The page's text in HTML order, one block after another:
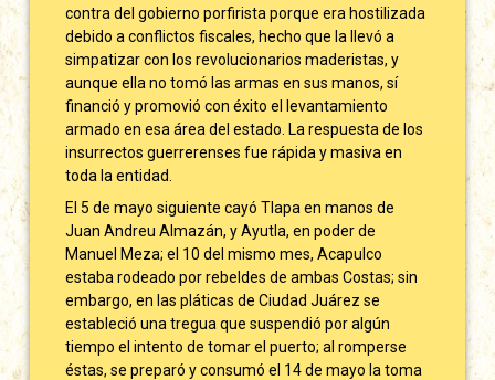
contra del gobierno porfirista porque era hostilizada
debido a conflictos fiscales, hecho que la llevó a
simpatizar con los revolucionarios maderistas, y
aunque ella no tomó las armas en sus manos, sí
financió y promovió con éxito el levantamiento
armado en esa área del estado. La respuesta de los
insurrectos guerrerenses fue rápida y masiva en
toda la entidad.
El 5 de mayo siguiente cayó Tlapa en manos de
Juan Andreu Almazán, y Ayutla, en poder de
Manuel Meza; el 10 del mismo mes, Acapulco
estaba rodeado por rebeldes de ambas Costas; sin
embargo, en las pláticas de Ciudad Juárez se
estableció una tregua que suspendió por algún
tiempo el intento de tomar el puerto; al romperse
éstas, se preparó y consumó el 14 de mayo la toma